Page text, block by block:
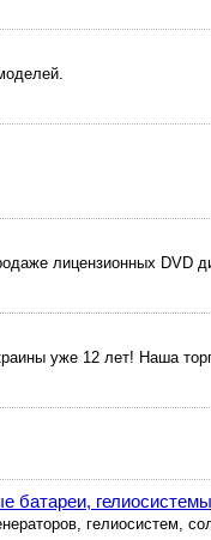
лицензионных DVD
уже 12 лет! Наша
батареи, гелиосистемы
гелиосистем,